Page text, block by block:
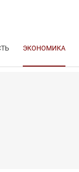
ЭКОНОМИКА